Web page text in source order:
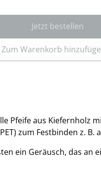
Jetzt bestellen
Zum Warenkorb
Pfeife aus Kiefernholz
zum Festbinden z. B.
ein Geräusch, das an